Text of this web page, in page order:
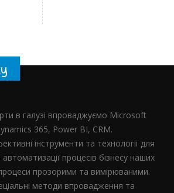
в галузі впроваджуємо Microsoft
365, Power BI, CRM.
інструменти та технології для
автоматизації процесів бізнесу наших
прозорими та вимірюваними.
методи впровадження та